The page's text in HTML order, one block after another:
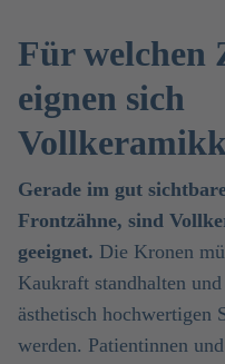
Für welchen
eignen sich
Gerade im gut
Frontzähne, sind
geeignet. Die Kronen
Kaukraft standhalten
ästhetisch
werden. Patientinnen